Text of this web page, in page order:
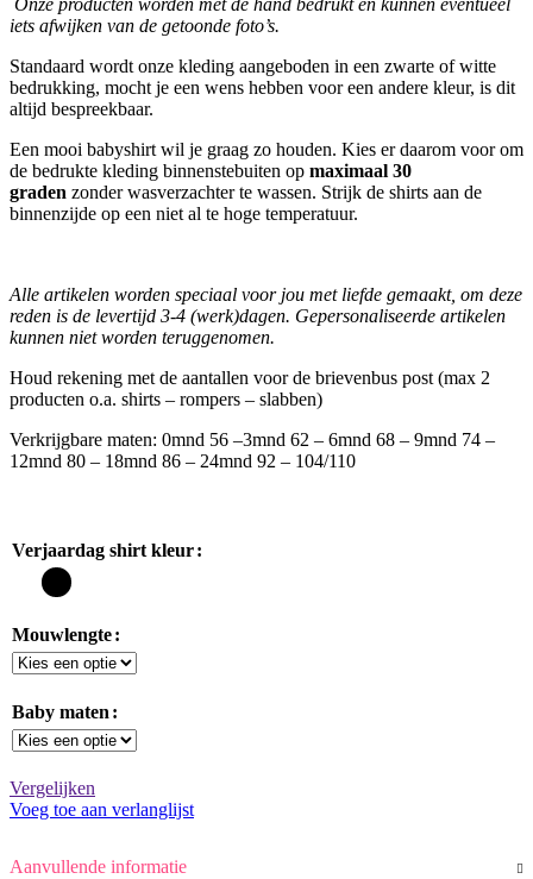
Onze producten worden met de hand bedrukt en kunnen eventueel
iets afwijken van de getoonde foto’s.
Standaard wordt onze kleding aangeboden in een zwarte of witte
bedrukking, mocht je een wens hebben voor een andere kleur, is dit
altijd bespreekbaar.
Een mooi babyshirt wil je graag zo houden. Kies er daarom voor om
de bedrukte kleding binnenstebuiten op maximaal 30
graden zonder wasverzachter te wassen. Strijk de shirts aan de
binnenzijde op een niet al te hoge temperatuur.
Alle artikelen worden speciaal voor jou met liefde gemaakt, om deze
reden is de levertijd 3-4 (werk)dagen. Gepersonaliseerde artikelen
kunnen niet worden teruggenomen.
Houd rekening met de aantallen voor de brievenbus post (max 2
producten o.a. shirts – rompers – slabben)
Verkrijgbare maten: 0mnd 56 –3mnd 62 – 6mnd 68 – 9mnd 74 –
12mnd 80 – 18mnd 86 – 24mnd 92 – 104/110
Verjaardag shirt kleur
Mouwlengte
Baby maten
Vergelijken
Voeg toe aan verlanglijst
Aanvullende informatie